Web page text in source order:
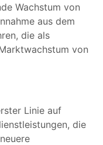
Wachstum von
aus dem
die als
von
Linie auf
die